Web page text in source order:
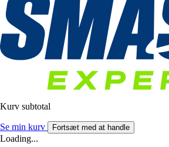
Kurv subtotal
Se min kurv Fortsæt med at handle
Loading...